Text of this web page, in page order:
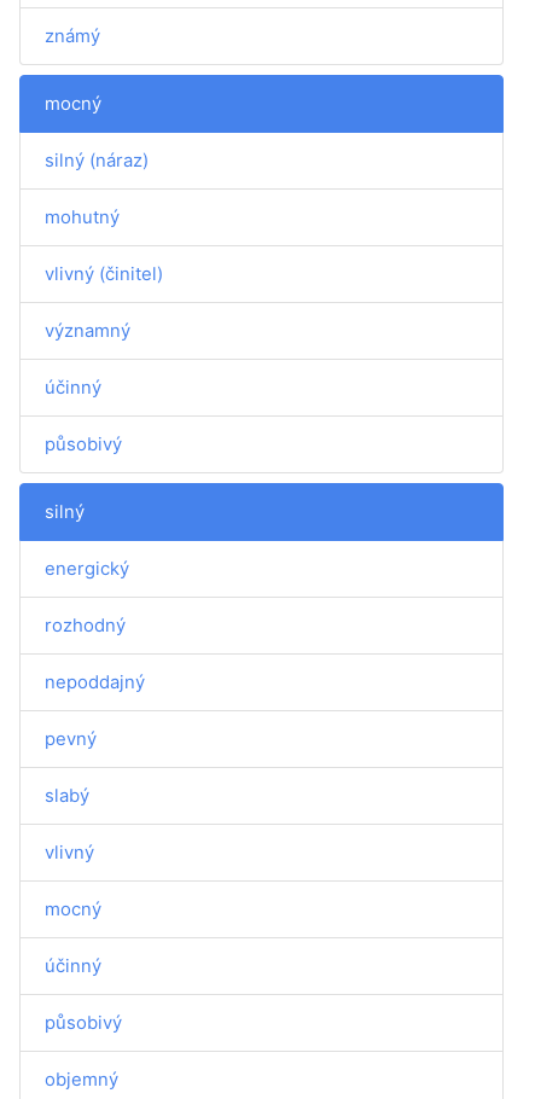
známý
mocný
silný (náraz)
mohutný
vlivný (činitel)
významný
účinný
působivý
silný
energický
rozhodný
nepoddajný
pevný
slabý
vlivný
mocný
účinný
působivý
objemný